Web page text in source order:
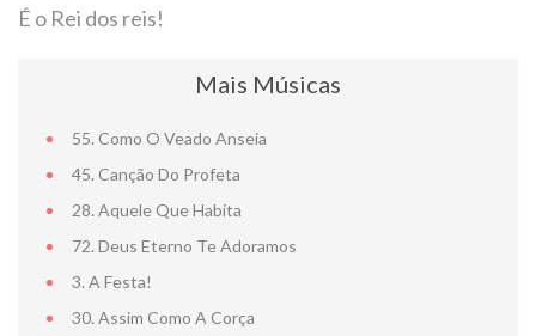
É o Rei dos reis!
Mais Músicas
55. Como O Veado Anseia
45. Canção Do Profeta
28. Aquele Que Habita
72. Deus Eterno Te Adoramos
3. A Festa!
30. Assim Como A Corça